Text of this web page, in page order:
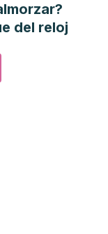
del reloj